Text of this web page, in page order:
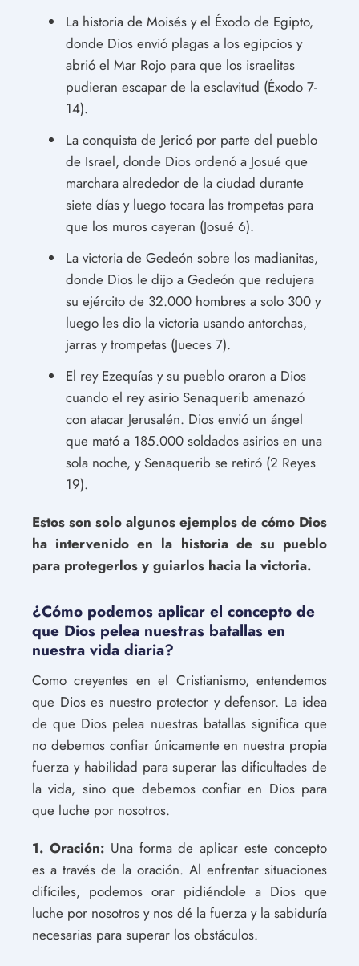
La historia de Moisés y el Éxodo de Egipto,
donde Dios envió plagas a los egipcios y
abrió el Mar Rojo para que los israelitas
pudieran escapar de la esclavitud (Éxodo 7-
14).
La conquista de Jericó por parte del pueblo
de Israel, donde Dios ordenó a Josué que
marchara alrededor de la ciudad durante
siete días y luego tocara las trompetas para
que los muros cayeran (Josué 6).
La victoria de Gedeón sobre los madianitas,
donde Dios le dijo a Gedeón que redujera
su ejército de 32.000 hombres a solo 300 y
luego les dio la victoria usando antorchas,
jarras y trompetas (Jueces 7).
El rey Ezequías y su pueblo oraron a Dios
cuando el rey asirio Senaquerib amenazó
con atacar Jerusalén. Dios envió un ángel
que mató a 185.000 soldados asirios en una
sola noche, y Senaquerib se retiró (2 Reyes
19).
Estos son solo algunos ejemplos de cómo Dios
ha intervenido en la historia de su pueblo
para protegerlos y guiarlos hacia la victoria.
¿Cómo podemos aplicar el concepto de
que Dios pelea nuestras batallas en
nuestra vida diaria?
Como creyentes en el Cristianismo, entendemos
que Dios es nuestro protector y defensor. La idea
de que Dios pelea nuestras batallas significa que
no debemos confiar únicamente en nuestra propia
fuerza y habilidad para superar las dificultades de
la vida, sino que debemos confiar en Dios para
que luche por nosotros.
1. Oración:Una forma de aplicar este concepto
es a través de la oración. Al enfrentar situaciones
difíciles, podemos orar pidiéndole a Dios que
luche por nosotros y nos dé la fuerza y la sabiduría
necesarias para superar los obstáculos.